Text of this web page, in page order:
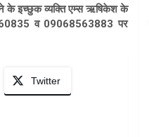
के इच्छुक व्यक्ति एम्स ऋषिकेश के
व 09068563883 पर
Twitter